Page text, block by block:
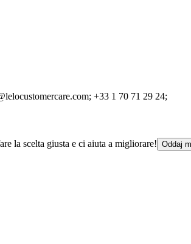
+33 1 70 71 29 24;
la scelta giusta e ci aiuta a migliorare! Oddaj